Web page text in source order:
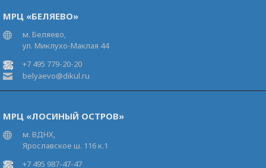
МРЦ «БЕЛЯЕВО»
м. Беляево,
ул. Миклухо-Маклая 44
+7 495 779-20-20
belyaevo@dikul.ru
МРЦ «ЛОСИНЫЙ ОСТРОВ»
м. ВДНХ,
Ярославское ш. 116 к.1
+7 495 987-47-47